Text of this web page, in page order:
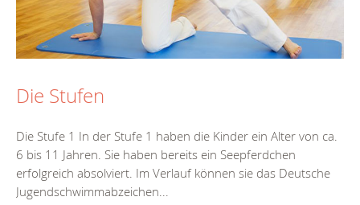
Die Stufen
Die Stufe 1 In der Stufe 1 haben die Kinder ein Alter von ca.
6 bis 11 Jahren. Sie haben bereits ein Seepferdchen
erfolgreich absolviert. Im Verlauf können sie das Deutsche
Jugendschwimmabzeichen...